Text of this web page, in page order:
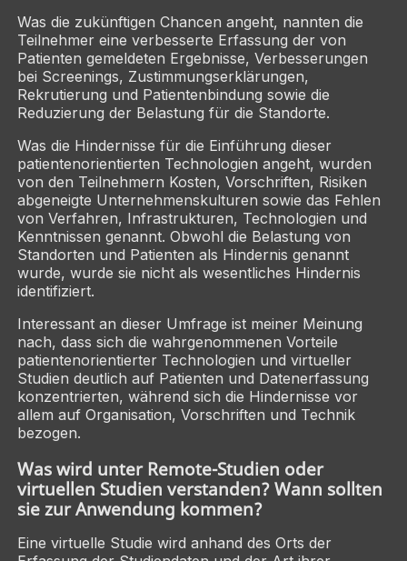
Was die zukünftigen Chancen angeht, nannten die
Teilnehmer eine verbesserte Erfassung der von
Patienten gemeldeten Ergebnisse, Verbesserungen
bei Screenings, Zustimmungserklärungen,
Rekrutierung und Patientenbindung sowie die
Reduzierung der Belastung für die Standorte.
Was die Hindernisse für die Einführung dieser
patientenorientierten Technologien angeht, wurden
von den Teilnehmern Kosten, Vorschriften, Risiken
abgeneigte Unternehmenskulturen sowie das Fehlen
von Verfahren, Infrastrukturen, Technologien und
Kenntnissen genannt. Obwohl die Belastung von
Standorten und Patienten als Hindernis genannt
wurde, wurde sie nicht als wesentliches Hindernis
identifiziert.
Interessant an dieser Umfrage ist meiner Meinung
nach, dass sich die wahrgenommenen Vorteile
patientenorientierter Technologien und virtueller
Studien deutlich auf Patienten und Datenerfassung
konzentrierten, während sich die Hindernisse vor
allem auf Organisation, Vorschriften und Technik
bezogen.
Was wird unter Remote-Studien oder
virtuellen Studien verstanden? Wann sollten
sie zur Anwendung kommen?
Eine virtuelle Studie wird anhand des Orts der